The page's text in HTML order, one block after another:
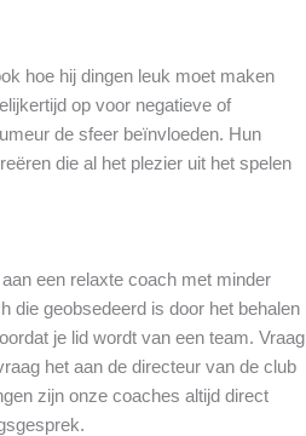
hoe hij dingen leuk moet maken
op voor negatieve of
de sfeer beïnvloeden. Hun
die al het plezier uit het spelen
een relaxte coach met minder
die geobsedeerd is door het behalen
je lid wordt van een team. Vraag
het aan de directeur van de club
zijn onze coaches altijd direct